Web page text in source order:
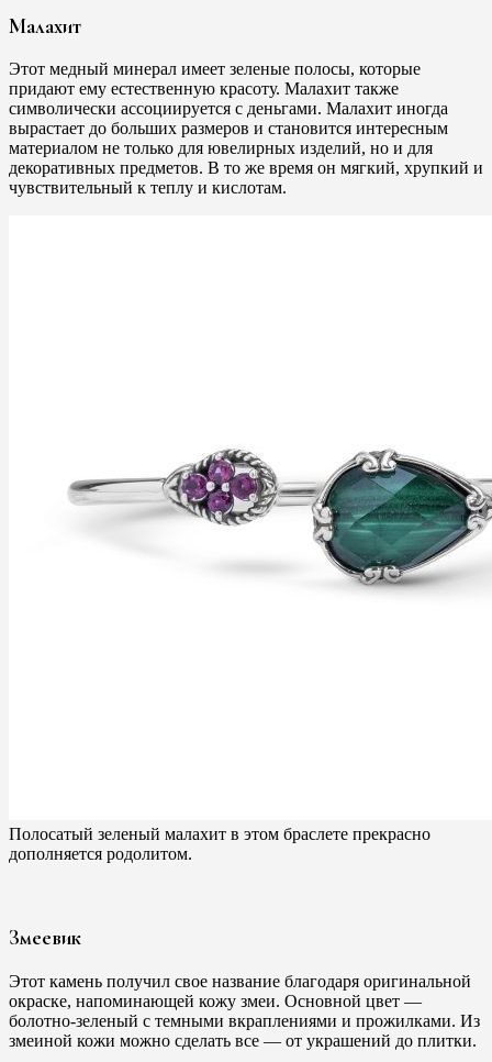
Малахит
Этот медный минерал имеет зеленые полосы, которые
придают ему естественную красоту. Малахит также
символически ассоциируется с деньгами. Малахит иногда
вырастает до больших размеров и становится интересным
материалом не только для ювелирных изделий, но и для
декоративных предметов. В то же время он мягкий, хрупкий и
чувствительный к теплу и кислотам.
Полосатый зеленый малахит в этом браслете прекрасно
дополняется родолитом.
Змеевик
Этот камень получил свое название благодаря оригинальной
окраске, напоминающей кожу змеи. Основной цвет —
болотно-зеленый с темными вкраплениями и прожилками. Из
змеиной кожи можно сделать все — от украшений до плитки.